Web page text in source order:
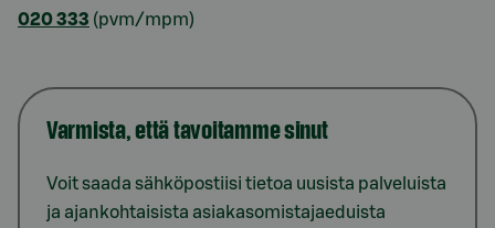
020 333 (pvm/mpm)
Varmista, että tavoitamme sinut
Voit saada sähköpostiisi tietoa uusista palveluista
ja ajankohtaisista asiakasomistajaeduista